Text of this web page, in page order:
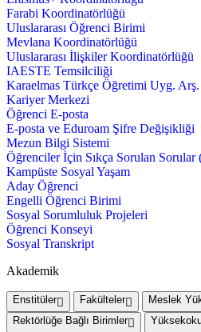
Farabi Koordinatörlüğü
Uluslararası Öğrenci Birimi
Mevlana Koordinatörlüğü
Uluslararası İlişkiler Koordinatörlüğü
IAESTE Temsilciliği
Karaelmas Türkçe Öğretimi Uyg.
Kariyer Merkezi
Öğrenci E-posta
E-posta ve Eduroam Şifre Değişikliği
Mezun Bilgi Sistemi
Öğrenciler İçin Sıkça Sorulan Sorular
Kampüste Sosyal Yaşam
Aday Öğrenci
Engelli Öğrenci Birimi
Sosyal Sorumluluk Projeleri
Öğrenci Konseyi
Sosyal Transkript
Akademik
Enstitüler Fakülteler
Meslek
Rektörlüğe Bağlı Birimler